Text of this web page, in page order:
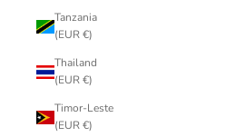
Tanzania
(EUR €)
Thailand
(EUR €)
Timor-Leste
(EUR €)